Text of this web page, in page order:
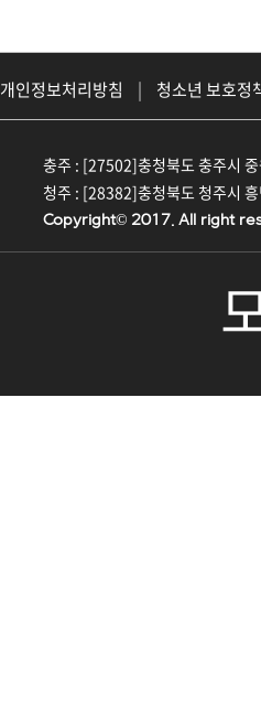
개인정보처리방침 |
청소년 보호정
충주 : [27502]충청북도 충주시
청주 : [28382]충청북도 청주시
Copyright© 2017. All right